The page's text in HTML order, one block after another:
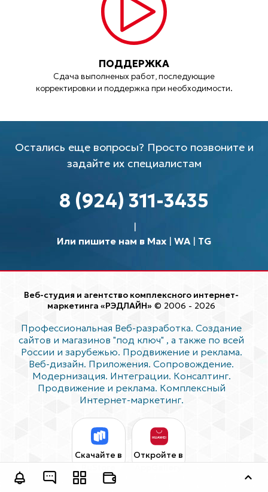
ПОДДЕРЖКА
Сдача выполненых работ, последующие
корректировки и поддержка при необходимости.
Остались еще вопросы? Просто позвоните и
задайте их специалистам
8 (924) 311-3435
Или пишите нам в Max| WA| TG
Веб-студия и агентство комплексного интернет-
маркетинга «РЭДЛАЙН» © 2006 - 2026
Профессиональная Веб-разработка. Создание
сайтов и магазинов "под ключ" , а также по всей
России и зарубежью. Продвижение и реклама.
Веб-дизайн. Приложения. Сопровождение.
Модернизация. Интеграции. Консалтинг.
Продвижение и реклама. Комплексный
Интернет-маркетинг.
Скачайте в
Откройте в
Оставить заявку